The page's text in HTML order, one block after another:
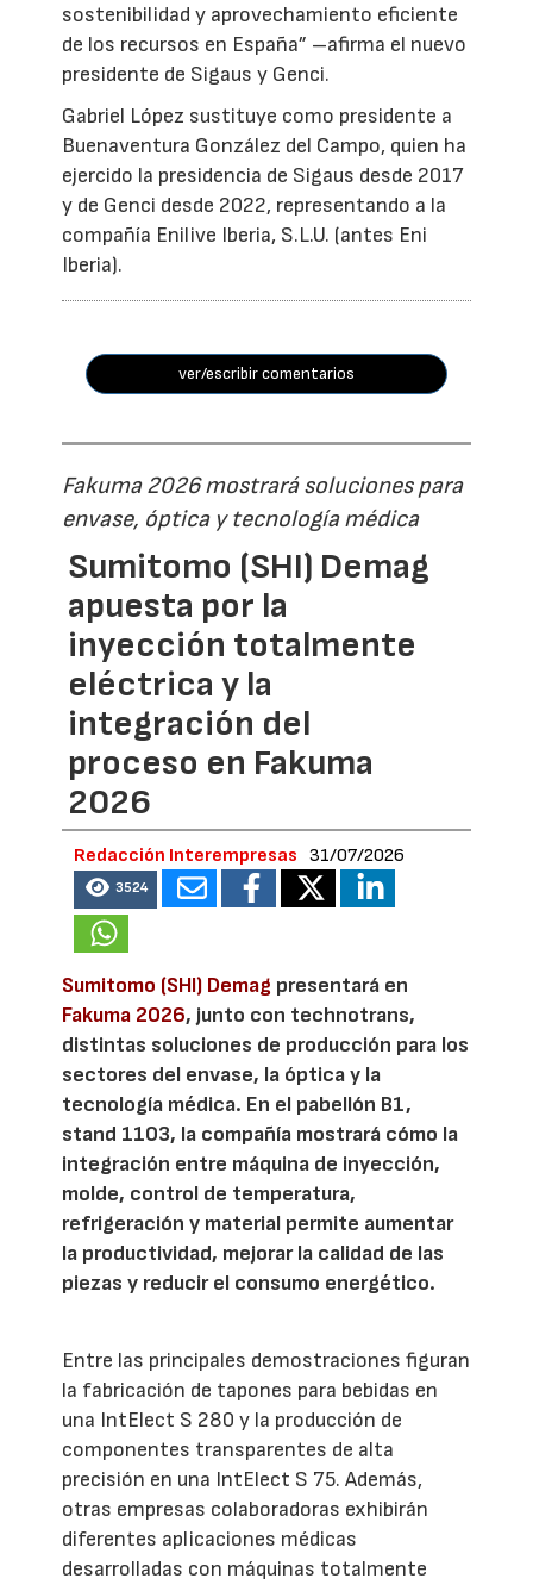
sostenibilidad y aprovechamiento eficiente
de los recursos en España” –afirma el nuevo
presidente de Sigaus y Genci.
Gabriel López sustituye como presidente a
Buenaventura González del Campo, quien ha
ejercido la presidencia de Sigaus desde 2017
y de Genci desde 2022, representando a la
compañía Enilive Iberia, S.L.U. (antes Eni
Iberia).
ver/escribir comentarios
Fakuma 2026 mostrará soluciones para
envase, óptica y tecnología médica
Sumitomo (SHI) Demag
apuesta por la
inyección totalmente
eléctrica y la
integración del
proceso en Fakuma
2026
Redacción Interempresas 31/07/2026
3524
Sumitomo (SHI) Demag presentará en
Fakuma 2026, junto con technotrans,
distintas soluciones de producción para los
sectores del envase, la óptica y la
tecnología médica. En el pabellón B1,
stand 1103, la compañía mostrará cómo la
integración entre máquina de inyección,
molde, control de temperatura,
refrigeración y material permite aumentar
la productividad, mejorar la calidad de las
piezas y reducir el consumo energético.
Entre las principales demostraciones figuran
la fabricación de tapones para bebidas en
una IntElect S 280 y la producción de
componentes transparentes de alta
precisión en una IntElect S 75. Además,
otras empresas colaboradoras exhibirán
diferentes aplicaciones médicas
desarrolladas con máquinas totalmente